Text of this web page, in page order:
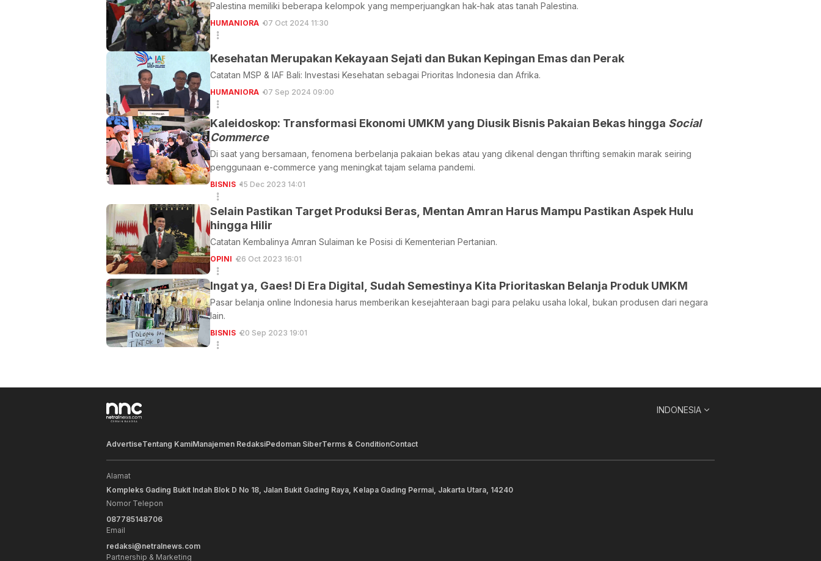
Palestina memiliki beberapa kelompok yang memperjuangkan hak-hak atas tanah Palestina.
HUMANIORA 07 Oct 2024 11:30
Kesehatan Merupakan Kekayaan Sejati dan Bukan Kepingan Emas dan Perak
Catatan MSP & IAF Bali: Investasi Kesehatan sebagai Prioritas Indonesia dan Afrika.
HUMANIORA 07 Sep 2024 09:00
Kaleidoskop: Transformasi Ekonomi UMKM yang Diusik Bisnis Pakaian Bekas hingga Social
Commerce
Di saat yang bersamaan, fenomena berbelanja pakaian bekas atau yang dikenal dengan thrifting semakin marak seiring
penggunaan e-commerce yang meningkat tajam selama pandemi.
BISNIS 15 Dec 2023 14:01
Selain Pastikan Target Produksi Beras, Mentan Amran Harus Mampu Pastikan Aspek Hulu
hingga Hilir
Catatan Kembalinya Amran Sulaiman ke Posisi di Kementerian Pertanian.
OPINI 26 Oct 2023 16:01
Ingat ya, Gaes! Di Era Digital, Sudah Semestinya Kita Prioritaskan Belanja Produk UMKM
Pasar belanja online Indonesia harus memberikan kesejahteraan bagi para pelaku usaha lokal, bukan produsen dari negara
lain.
BISNIS 20 Sep 2023 19:01
INDONESIA
AdvertiseTentang KamiManajemen RedaksiPedoman SiberTerms & ConditionContact
Alamat
Kompleks Gading Bukit Indah Blok D No 18, Jalan Bukit Gading Raya, Kelapa Gading Permai, Jakarta Utara, 14240
Nomor Telepon
087785148706
Email
redaksi@netralnews.com
Partnership & Marketing